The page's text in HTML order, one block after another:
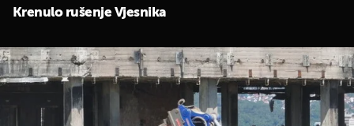
Krenulo rušenje Vjesnika